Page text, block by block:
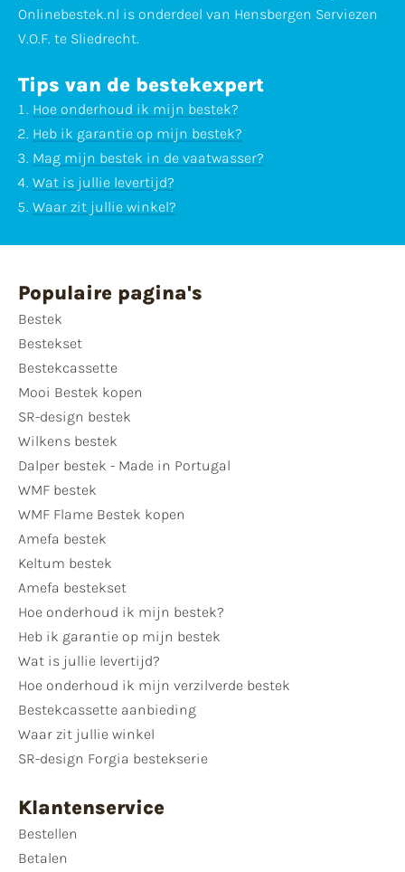
Onlinebestek.nl is onderdeel van Hensbergen Serviezen
V.O.F. te Sliedrecht.
Tips van de bestekexpert
Hoe onderhoud ik mijn bestek?
Heb ik garantie op mijn bestek?
Mag mijn bestek in de vaatwasser?
Wat is jullie levertijd?
Waar zit jullie winkel?
Populaire pagina's
Bestek
Bestekset
Bestekcassette
Mooi Bestek kopen
SR-design bestek
Wilkens bestek
Dalper bestek - Made in Portugal
WMF bestek
WMF Flame Bestek kopen
Amefa bestek
Keltum bestek
Amefa bestekset
Hoe onderhoud ik mijn bestek?
Heb ik garantie op mijn bestek
Wat is jullie levertijd?
Hoe onderhoud ik mijn verzilverde bestek
Bestekcassette aanbieding
Waar zit jullie winkel
SR-design Forgia bestekserie
Klantenservice
Bestellen
Betalen